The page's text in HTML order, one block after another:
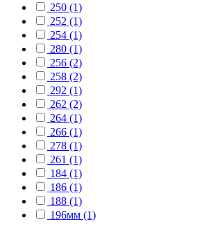
250 (1)
252 (1)
254 (1)
280 (1)
256 (2)
258 (2)
292 (1)
262 (2)
264 (1)
266 (1)
278 (1)
261 (1)
184 (1)
186 (1)
188 (1)
196мм (1)